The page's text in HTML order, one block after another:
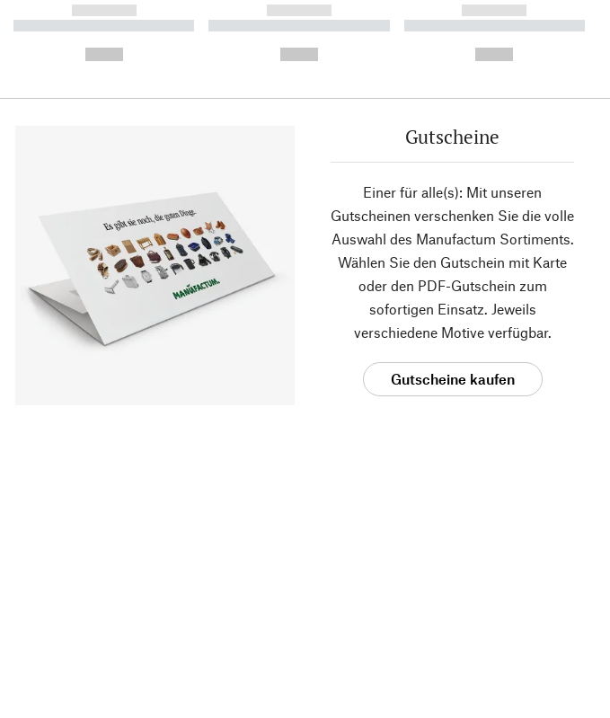
------------
----------- ----------- ----------
------------
----------- ----------- ----------
------------
----------- ----------- ----------
Gutscheine
Einer für alle(s): Mit unseren
Gutscheinen verschenken Sie die volle
Auswahl des Manufactum Sortiments.
Wählen Sie den Gutschein mit Karte
oder den PDF-Gutschein zum
sofortigen Einsatz. Jeweils
verschiedene Motive verfügbar.
Gutscheine kaufen